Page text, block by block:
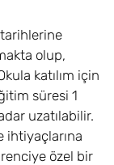
tarihlerine
olup,
katılım için
süresi 1
uzatılabilir.
ihtiyaçlarına
özel bir